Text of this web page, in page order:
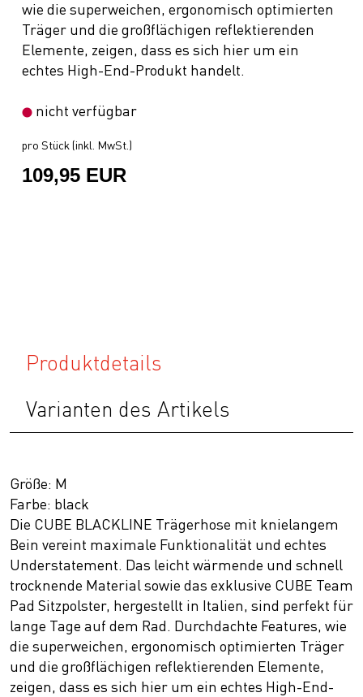
wie die superweichen, ergonomisch optimierten
Träger und die großflächigen reflektierenden
Elemente, zeigen, dass es sich hier um ein
echtes High-End-Produkt handelt.
nicht verfügbar
pro Stück (inkl. MwSt.)
109,95 EUR
Produktdetails
Varianten des Artikels
Größe: M
Farbe: black
Die CUBE BLACKLINE Trägerhose mit knielangem
Bein vereint maximale Funktionalität und echtes
Understatement. Das leicht wärmende und schnell
trocknende Material sowie das exklusive CUBE Team
Pad Sitzpolster, hergestellt in Italien, sind perfekt für
lange Tage auf dem Rad. Durchdachte Features, wie
die superweichen, ergonomisch optimierten Träger
und die großflächigen reflektierenden Elemente,
zeigen, dass es sich hier um ein echtes High-End-